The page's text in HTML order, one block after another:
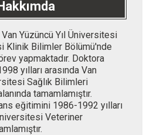
Yüzüncü Yıl Üniversitesi
Klinik Bilimler Bölümü'nde
yapmaktadır. Doktora
yılları arasında Van
Sağlık Bilimleri
tamamlamıştır.
eğitimini 1986-1992 yılları
Veteriner